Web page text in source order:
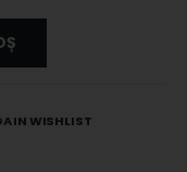
IN WISHLIST